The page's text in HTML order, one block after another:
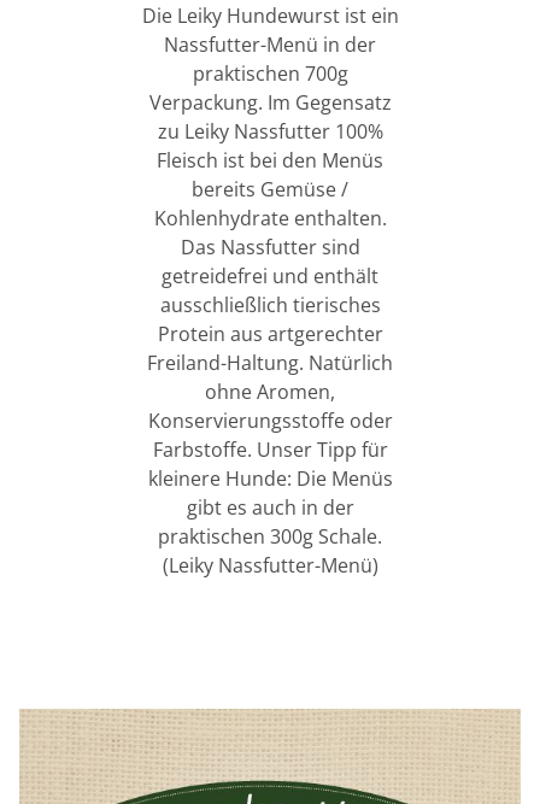
Die Leiky Hundewurst ist ein
Nassfutter-Menü in der
praktischen 700g
Verpackung. Im Gegensatz
zu Leiky Nassfutter 100%
Fleisch ist bei den Menüs
bereits Gemüse /
Kohlenhydrate enthalten.
Das Nassfutter sind
getreidefrei und enthält
ausschließlich tierisches
Protein aus artgerechter
Freiland-Haltung. Natürlich
ohne Aromen,
Konservierungsstoffe oder
Farbstoffe. Unser Tipp für
kleinere Hunde: Die Menüs
gibt es auch in der
praktischen 300g Schale.
(Leiky Nassfutter-Menü)